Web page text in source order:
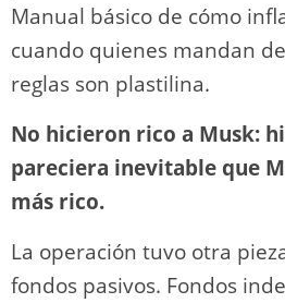
Manual básico de cómo
cuando quienes mandan
reglas son plastilina.
No hicieron rico a Musk:
pareciera inevitable que
más rico.
La operación tuvo otra
fondos pasivos. Fondos